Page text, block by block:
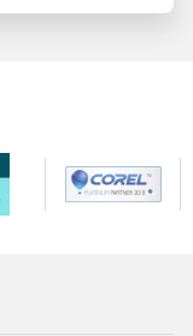
шифрование не